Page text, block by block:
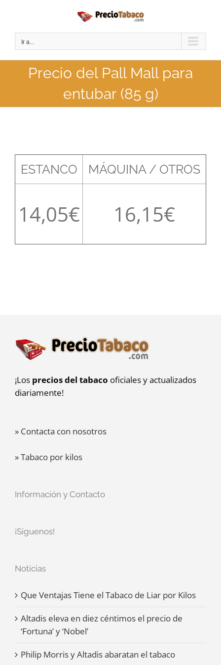
contenido
Ir a...
Precio del Pall Mall para
entubar (85 g)
ESTANCO MÁQUINA / OTROS
14,05 16,15
¡Los precios del tabaco oficiales y actualizados
diariamente!
» Contacta con nosotros
» Tabaco por kilos
Información y Contacto
¡Síguenos!
Noticias
Que Ventajas Tiene el Tabaco de Liar por Kilos
Altadis eleva en diez céntimos el precio de
‘Fortuna’ y ‘Nobel’
Philip Morris y Altadis abaratan el tabaco